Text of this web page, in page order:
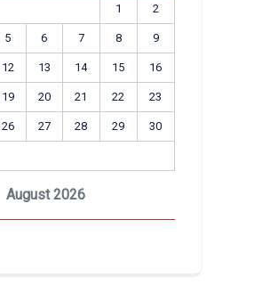
August 2026
1 2
5 6 7 8 9
12 13 14 15 16
19 20 21 22 23
26 27 28 29 30